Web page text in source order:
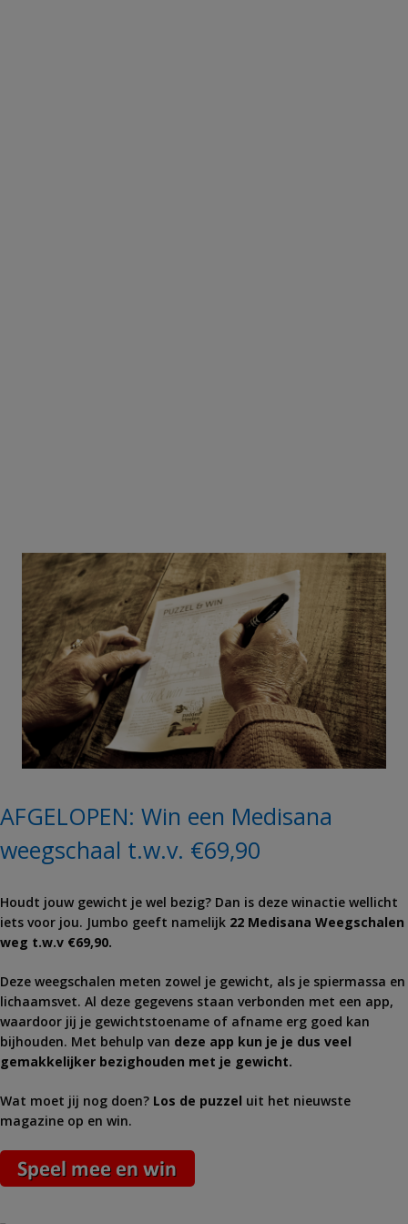
AFGELOPEN: Win een Medisana
weegschaal t.w.v. €69,90
Houdt jouw gewicht je wel bezig? Dan is deze winactie wellicht
iets voor jou. Jumbo geeft namelijk 22 Medisana Weegschalen
weg t.w.v €69,90.
Deze weegschalen meten zowel je gewicht, als je spiermassa en
lichaamsvet. Al deze gegevens staan verbonden met een app,
waardoor jij je gewichtstoename of afname erg goed kan
bijhouden. Met behulp van deze app kun je je dus veel
gemakkelijker bezighouden met je gewicht.
Wat moet jij nog doen? Los de puzzel uit het nieuwste
magazine op en win.